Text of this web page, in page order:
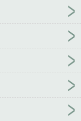
手下全是卧底？
我都金丹了，你